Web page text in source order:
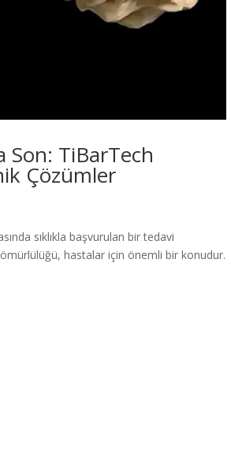
Son: TiBarTech
Çözümler
sıklıkla başvurulan bir tedavi
ömürlülüğü, hastalar için önemli bir konudur.